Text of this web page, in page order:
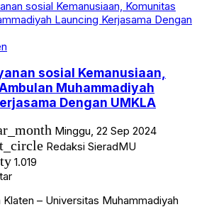
sosial Kemanusiaan,
Muhammadiyah
Dengan UMKLA
Minggu, 22 Sep 2024
Redaksi SieradMU
1.019
– Universitas Muhammadiyah